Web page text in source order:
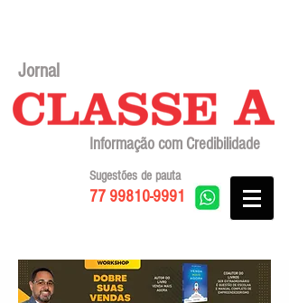
Jornal
Informação com Credibilidade
77 99810-9991
Sugestões de pauta